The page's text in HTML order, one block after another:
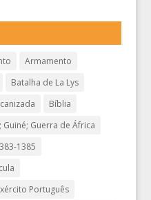
Armamento
Batalha de La Lys
Bíblia
Guiné; Guerra de África
1385
Português